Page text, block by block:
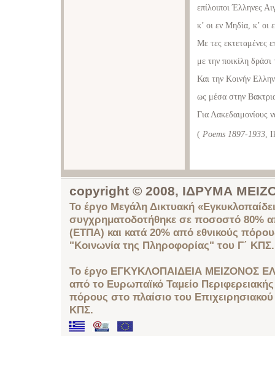
επίλοιποι Έλληνες
κ’ οι εν Μηδία, κ’ οι
Με τες εκτεταμένες
με την ποικίλη
Και την Κοινήν
ως μέσα στην
Για Λακεδαιμονίους
( Poems 1897-1933,
copyright © 2008, ΙΔΡΥΜΑ
Το έργο Μεγάλη Δικτυακή
συγχρηματοδοτήθηκε σε ποσοστό 80%
(ΕΤΠΑ) και κατά 20% από εθνικούς
"Κοινωνία της Πληροφορίας" του Γ΄ ΚΠΣ.
Το έργο ΕΓΚΥΚΛΟΠΑΙΔΕΙΑ ΜΕΙΖΟΝΟΣ
από το Ευρωπαϊκό Ταμείο
πόρους στο πλαίσιο του
ΚΠΣ.